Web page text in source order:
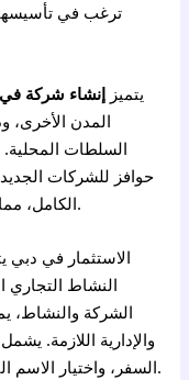
ترغب في
يتميز إنشاء شركة
المدن الأخرى،
السلطات المحلية.
حوافز للشركات
الكامل، مما يجعلها خيارًا جذابًا للعديد من المستثمرين.
الاستثمار في
النشاط التجاري
الشركة والنشاط،
والإدارية اللازمة.
السفر، واختيار الاسم التجاري، وتقديم طلبات التراخيص المناسبة.